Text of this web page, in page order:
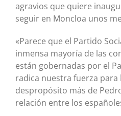
agravios que quiere
seguir en Moncloa unos
«Parece que el Partido
inmensa mayoría de las
están gobernadas por el
radica nuestra fuerza para
despropósito más de
relación entre los